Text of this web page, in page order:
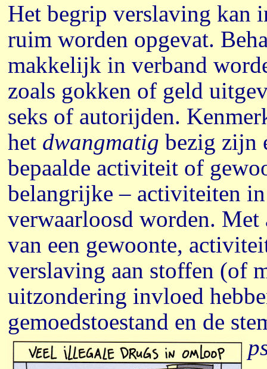
Het begrip verslaving kan
ruim worden opgevat.
makkelijk in verband
zoals gokken of geld
seks of autorijden.
het dwangmatig bezig zijn
bepaalde activiteit of
belangrijke – activiteiten
verwaarloosd worden. Met
van een gewoonte,
verslaving aan stoffen (of
uitzondering invloed
gemoedstoestand en de